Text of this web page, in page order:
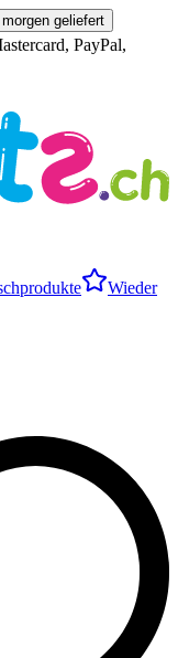
geliefert
PayPal,
Wieder